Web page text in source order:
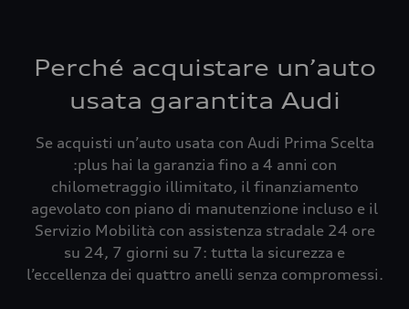
Perché acquistare un’auto
usata garantita Audi
Se acquisti un’auto usata con Audi Prima Scelta
:plus hai la garanzia fino a 4 anni con
chilometraggio illimitato, il finanziamento
agevolato con piano di manutenzione incluso e il
Servizio Mobilità con assistenza stradale 24 ore
su 24, 7 giorni su 7: tutta la sicurezza e
l’eccellenza dei quattro anelli senza compromessi.